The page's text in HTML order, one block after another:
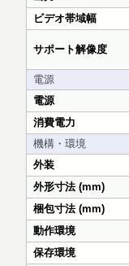
ビデオ帯域幅
サポート解像度
電源
電源
消費電力
機構・環境
外装
外形寸法 (mm)
梱包寸法 (mm)
動作環境
保存環境